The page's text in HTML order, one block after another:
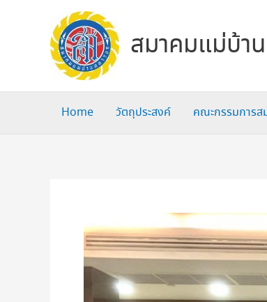
สมาคมแม่บ้า
Home วัตถุประสงค์ คณะกรรมการส